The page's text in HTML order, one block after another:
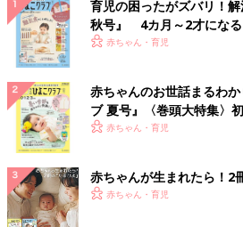
育児の困ったがズバリ！
秋号』 4カ月～2才になる
いっぱい！
赤ちゃん・育児
赤ちゃんのお世話まるわ
ブ 夏号』〈巻頭大特集〉
く！ おっぱい・ミルクの
赤ちゃん・育児
赤ちゃんが生まれたら！2
赤ちゃん・育児